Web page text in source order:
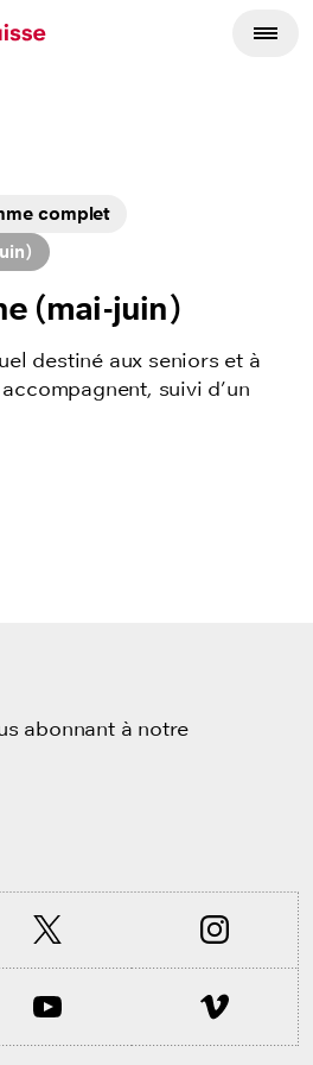
complet
(mai-juin)
destiné aux seniors et à
suivi d’un
abonnant à notre